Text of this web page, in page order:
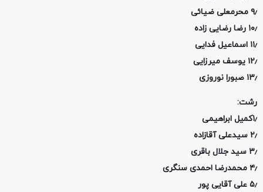
۹٫ محرمعلی ضیائی
۱۰٫ رضا رضایی زاده
۱۱٫ اسماعیل فدایی
۱۲٫ یوسف میرزایی
۱۳٫ صبورا نوروزی
رشت:
۱٫کمیل ابراهیمی
۲٫ سیدعلی آقازاده
۳٫ سید جلال باقری
۴٫ محمدرضا احمدی سنگری
۵٫ علی آقایی پور